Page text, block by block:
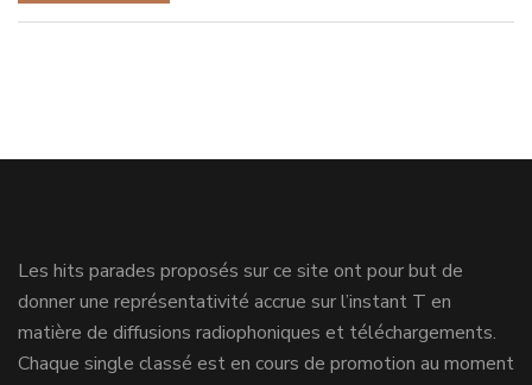
Les hits parades proposés sur ce site ont pour but de
donner une représentativité accrue sur l’instant T en
matière de diffusions radiophoniques et téléchargements.
Chaque single classé est en cours de promotion au moment